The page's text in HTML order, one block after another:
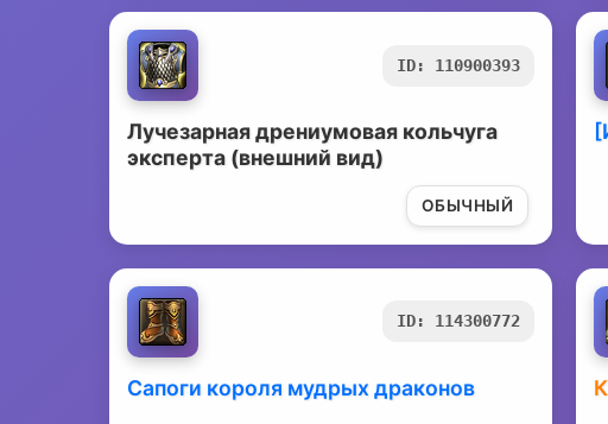
ID: 110900393
Лучезарная дрениумовая кольчуга
эксперта (внешний вид)
ОБЫЧНЫЙ
ID: 114300772
Сапоги короля мудрых драконов